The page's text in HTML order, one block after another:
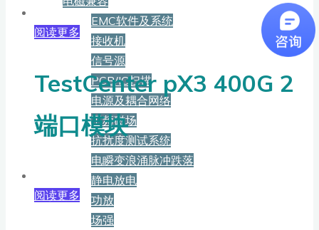
EMC软件及系统
接收机
信号源
PCB/IC扫描
电源及耦合网络
工频磁场
抗扰度测试系统
电瞬变浪涌脉冲跌落
静电放电
功放
场强
阅读更多
TestCenter pX3 400G 2
端口模块
阅读更多